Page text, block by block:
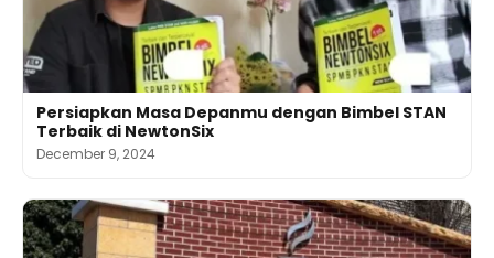
Persiapkan Masa Depanmu dengan Bimbel STAN
Terbaik di NewtonSix
December 9, 2024